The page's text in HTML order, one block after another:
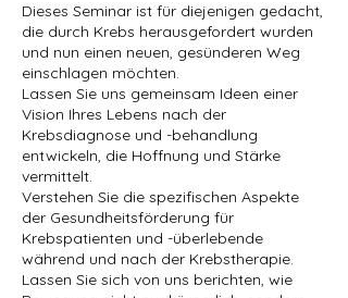
Dieses Seminar ist für diejenigen gedacht,
die durch Krebs herausgefordert wurden
und nun einen neuen, gesünderen Weg
einschlagen möchten.
Lassen Sie uns gemeinsam Ideen einer
Vision Ihres Lebens nach der
Krebsdiagnose und -behandlung
entwickeln, die Hoffnung und Stärke
vermittelt.
Verstehen Sie die spezifischen Aspekte
der Gesundheitsförderung für
Krebspatienten und -überlebende
während und nach der Krebstherapie.
Lassen Sie sich von uns berichten, wie